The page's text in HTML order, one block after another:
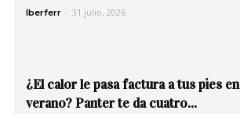
Iberferr - 31 julio, 2026
¿El calor le pasa factura a tus pies en
verano? Panter te da cuatro...